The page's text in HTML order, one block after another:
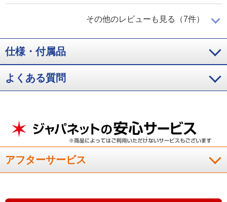
愛用しています
使いやすくて４回目の購入です。収納力があり、とても便利に
愛用しています。敷布団が入るサイズもぜひ販売してほしいで
す。
（千葉県50代T.M様）
前回購入し、非常に使いやすくて欲しかったので２セット購入
しました。羽毛布団、洋服などの収納に便利です。収まりよく
その他のレビューも見る（7件）
仕様・付属品
よくある質問
アフターサービス